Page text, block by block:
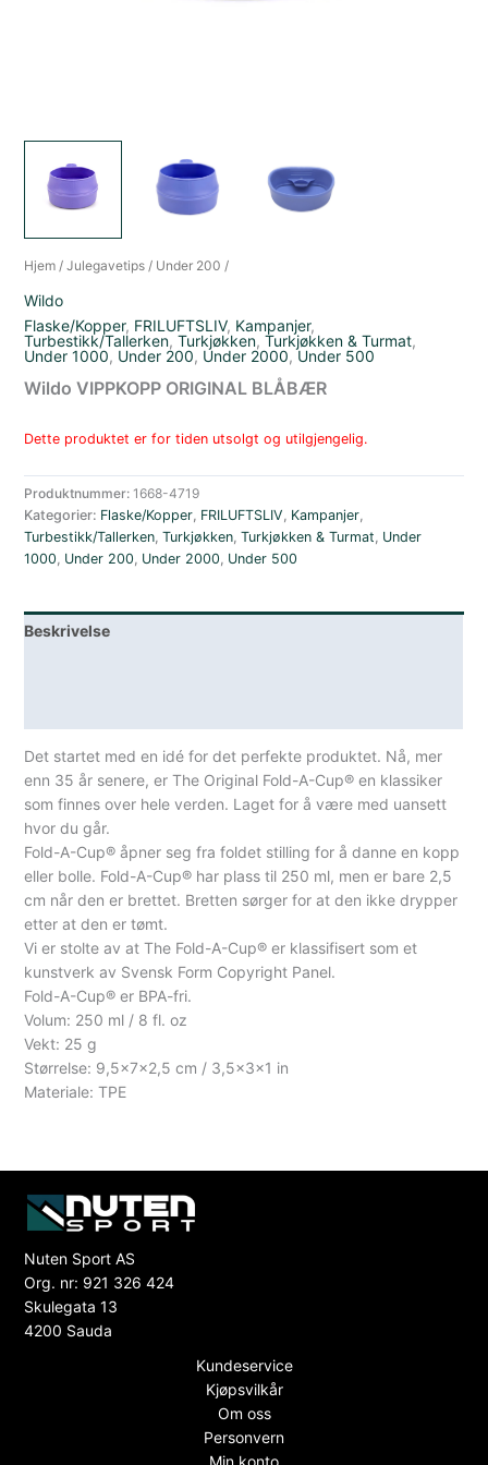
Hjem /Julegavetips / Under 200 /
Wildo
Flaske/Kopper, FRILUFTSLIV, Kampanjer,
Turbestikk/Tallerken,Turkjøkken,Turkjøkken & Turmat,
Under 1000, Under 200, Under 2000,Under 500
Wildo VIPPKOPP ORIGINAL BLÅBÆR
Dette produktet er for tiden utsolgt og utilgjengelig.
Produktnummer:1668-4719
Kategorier: Flaske/Kopper, FRILUFTSLIV, Kampanjer,
Turbestikk/Tallerken,Turkjøkken,Turkjøkken & Turmat, Under
1000, Under 200, Under 2000, Under 500
Beskrivelse
Det startet med en idé for det perfekte produktet. Nå, mer
enn 35 år senere, er The Original Fold-A-Cup® en klassiker
som finnes over hele verden. Laget for å være med uansett
hvor du går.
Fold-A-Cup® åpner seg fra foldet stilling for å danne en kopp
eller bolle. Fold-A-Cup® har plass til 250 ml, men er bare 2,5
cm når den er brettet. Bretten sørger for at den ikke drypper
etter at den er tømt.
Vi er stolte av at The Fold-A-Cup® er klassifisert som et
kunstverk av Svensk Form Copyright Panel.
Fold-A-Cup® er BPA-fri.
Volum: 250 ml / 8 fl. oz
Vekt: 25 g
Størrelse: 9,5x7x2,5 cm / 3,5x3x1 in
Materiale: TPE
Nuten Sport AS
Org. nr: 921 326 424
Skulegata 13
4200 Sauda
Kundeservice
Kjøpsvilkår
Om oss
Personvern
Min konto